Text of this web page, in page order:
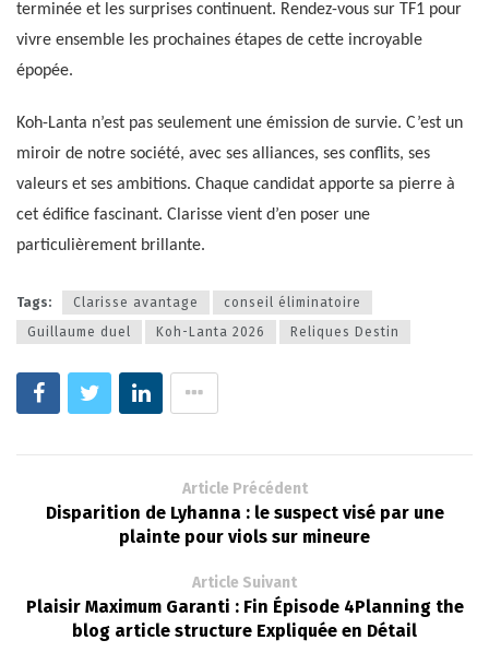
terminée et les surprises continuent. Rendez-vous sur TF1 pour
vivre ensemble les prochaines étapes de cette incroyable
épopée.
Koh-Lanta n’est pas seulement une émission de survie. C’est un
miroir de notre société, avec ses alliances, ses conflits, ses
valeurs et ses ambitions. Chaque candidat apporte sa pierre à
cet édifice fascinant. Clarisse vient d’en poser une
particulièrement brillante.
Tags: Clarisse avantage
conseil éliminatoire
Guillaume duel
Koh-Lanta 2026 Reliques Destin
Article Précédent
Disparition de Lyhanna : le suspect visé par une
plainte pour viols sur mineure
Article Suivant
Plaisir Maximum Garanti : Fin Épisode 4Planning the
blog article structure Expliquée en Détail